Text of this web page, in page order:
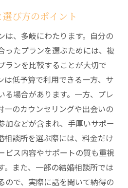
から成婚までの流れ
会うためのステップ
と注意点
信頼関係を築く方法
ポートを活用するコツ
ーサポートとその利用
を選ぶ際の重要なポイント
相談所の見極め方
ぶ結婚相談所の選び方
び方のポイント
は、多岐にわたります。自分の
ったプランを選ぶためには、複
ランを比較することが大切で
は低予算で利用できる一方、サ
る場合があります。一方、プレ
一のカウンセリングや出会いの
加などが含まれ、手厚いサポー
相談所を選ぶ際には、料金だけ
ビス内容やサポートの質も重視
。また、一部の結婚相談所では
ので、実際に話を聞いて納得の